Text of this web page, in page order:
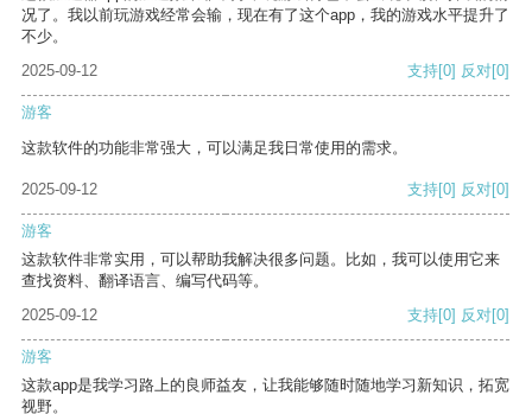
况了。我以前玩游戏经常会输，现在有了这个app，我的游戏水平提升了
不少。
2025-09-12
支持[0] 反对[0]
游客
这款软件的功能非常强大，可以满足我日常使用的需求。
2025-09-12 支持[0] 反对[0]
游客
这款软件非常实用，可以帮助我解决很多问题。比如，我可以使用它来
查找资料、翻译语言、编写代码等。
2025-09-12
支持[0] 反对[0]
游客
这款app是我学习路上的良师益友，让我能够随时随地学习新知识，拓宽
视野。